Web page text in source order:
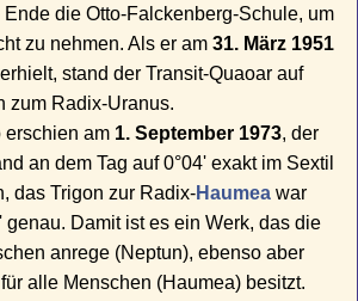
die Otto-Falckenberg-Schule, um
zu nehmen. Als er am31. März 1951
stand der Transit-Quaoar auf
zum Radix-Uranus.
erschien am 1. September 1973, der
an dem Tag auf 0°04' exakt im Sextil
das Trigon zur Radix-Haumea war
genau. Damit ist es ein Werk, das die
anrege (Neptun), ebenso aber
alle Menschen (Haumea) besitzt.